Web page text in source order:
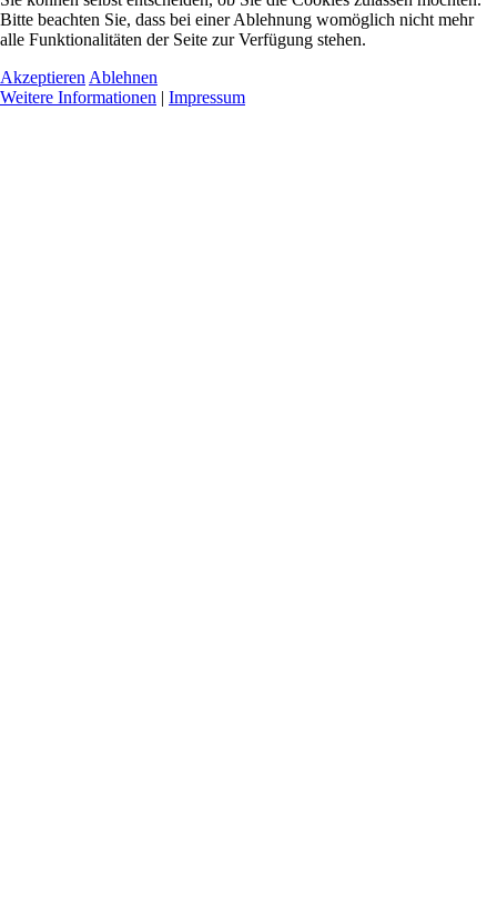
Bitte beachten Sie, dass bei einer Ablehnung womöglich nicht mehr
alle Funktionalitäten der Seite zur Verfügung stehen.
Akzeptieren Ablehnen
Weitere Informationen | Impressum